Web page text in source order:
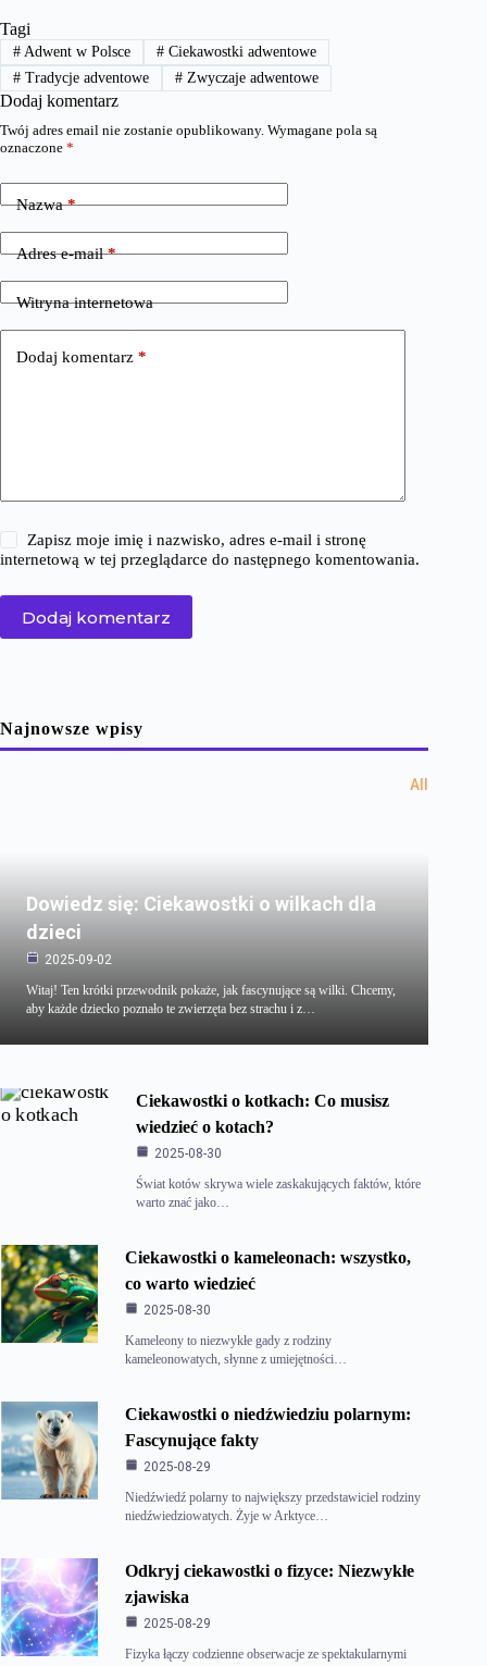
Tagi
#Adwent w Polsce #Ciekawostki adwentowe
#Tradycje adventowe #Zwyczaje adwentowe
Dodaj komentarz
Twój adres email nie zostanie opublikowany. Wymagane pola są
oznaczone *
Nazwa*
Adres e-mail*
Witryna internetowa
Dodaj komentarz *
Zapisz moje imię i nazwisko, adres e-mail i stronę
internetową w tej przeglądarce do następnego komentowania.
Dodaj komentarz
Najnowsze wpisy
All
Dowiedz się: Ciekawostki o wilkach dla
dzieci
2025-09-02
Witaj! Ten krótki przewodnik pokaże, jak fascynujące są wilki. Chcemy,
aby każde dziecko poznało te zwierzęta bez strachu i z…
Ciekawostki o kotkach: Co musisz
wiedzieć o kotach?
2025-08-30
Świat kotów skrywa wiele zaskakujących faktów, które
warto znać jako…
Ciekawostki o kameleonach: wszystko,
co warto wiedzieć
2025-08-30
Kameleony to niezwykłe gady z rodziny
kameleonowatych, słynne z umiejętności…
Ciekawostki o niedźwiedziu polarnym:
Fascynujące fakty
2025-08-29
Niedźwiedź polarny to największy przedstawiciel rodziny
niedźwiedziowatych. Żyje w Arktyce…
Odkryj ciekawostki o fizyce: Niezwykłe
zjawiska
2025-08-29
Fizyka łączy codzienne obserwacje ze spektakularnymi